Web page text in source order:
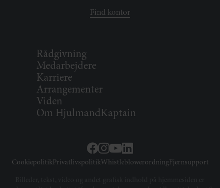
Find kontor
Rådgivning
Medarbejdere
Karriere
Arrangementer
Viden
Om HjulmandKaptain
CookiepolitikPrivatlivspolitikWhistleblowerordningFjernsupport